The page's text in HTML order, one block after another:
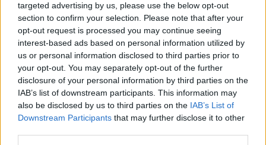
targeted advertising by us, please use the below opt-out
section to confirm your selection. Please note that after your
opt-out request is processed you may continue seeing
interest-based ads based on personal information utilized by
us or personal information disclosed to third parties prior to
your opt-out. You may separately opt-out of the further
disclosure of your personal information by third parties on the
IAB’s list of downstream participants. This information may
also be disclosed by us to third parties on the IAB’s List of
Downstream Participants that may further disclose it to other
Így legyen víztakarékos kerted!
Megyeri Szabolcs•2022. április 21.
A kertgondozás egyik legalapvetőbb eleme az
öntözés, hiszen nincs olyan élő növény, ami ne
igényelne legalább időszakosan kiegészítő öntözést
a természetes csapadék mellett. A dísznövények
többsége azonban nem csak a nyári hónapokban
kíván rendszeresen vizet, hogy ne is beszéljünk a
kert…